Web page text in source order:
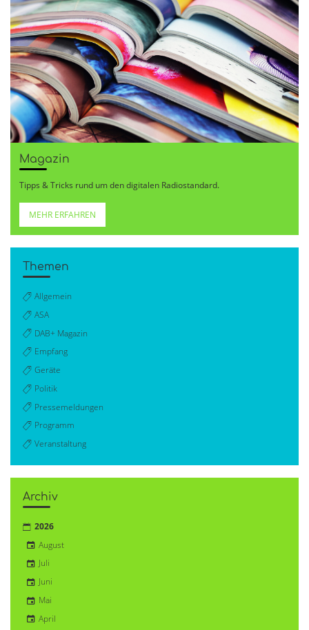
Magazin
Tipps & Tricks rund um den digitalen Radiostandard.
MEHR ERFAHREN
Themen
Allgemein
ASA
DAB+ Magazin
Empfang
Geräte
Politik
Pressemeldungen
Programm
Veranstaltung
Archiv
2026
August
Juli
Juni
Mai
April